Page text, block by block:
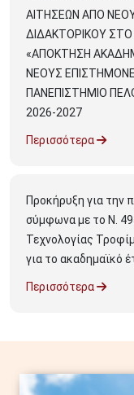
ΑΙΤΗΣΕΩΝ ΑΠΟ
ΔΙΔΑΚΤΟΡΙΚΟΥ
«ΑΠΟΚΤΗΣΗ
ΝΕΟΥΣ
ΠΑΝΕΠΙΣΤΗΜΙΟ
2026-2027
Περισσότερα
Προκήρυξη για την
σύμφωνα με το Ν.
Τεχνολογίας
για το ακαδημαϊκό
Περισσότερα
Image